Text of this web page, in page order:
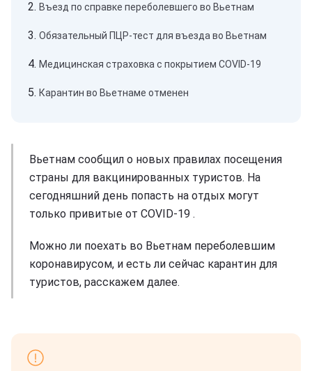
Въезд по справке переболевшего во Вьетнам
Обязательный ПЦР-тест для въезда во Вьетнам
Медицинская страховка с покрытием COVID-19
Карантин во Вьетнаме отменен
Вьетнам сообщил о новых правилах посещения
страны для вакцинированных туристов. На
сегодняшний день попасть на отдых могут
только привитые от COVID-19 .
Можно ли поехать во Вьетнам переболевшим
коронавирусом, и есть ли сейчас карантин для
туристов, расскажем далее.